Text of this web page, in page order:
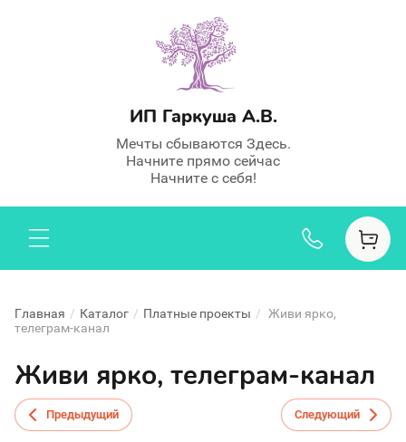
ИП Гаркуша А.В.
Мечты сбываются Здесь.
Начните прямо сейчас
Начните с себя!
Главная / Каталог / Платные проекты / Живи ярко,
телеграм-канал
Живи ярко, телеграм-канал
Предыдущий Следующий